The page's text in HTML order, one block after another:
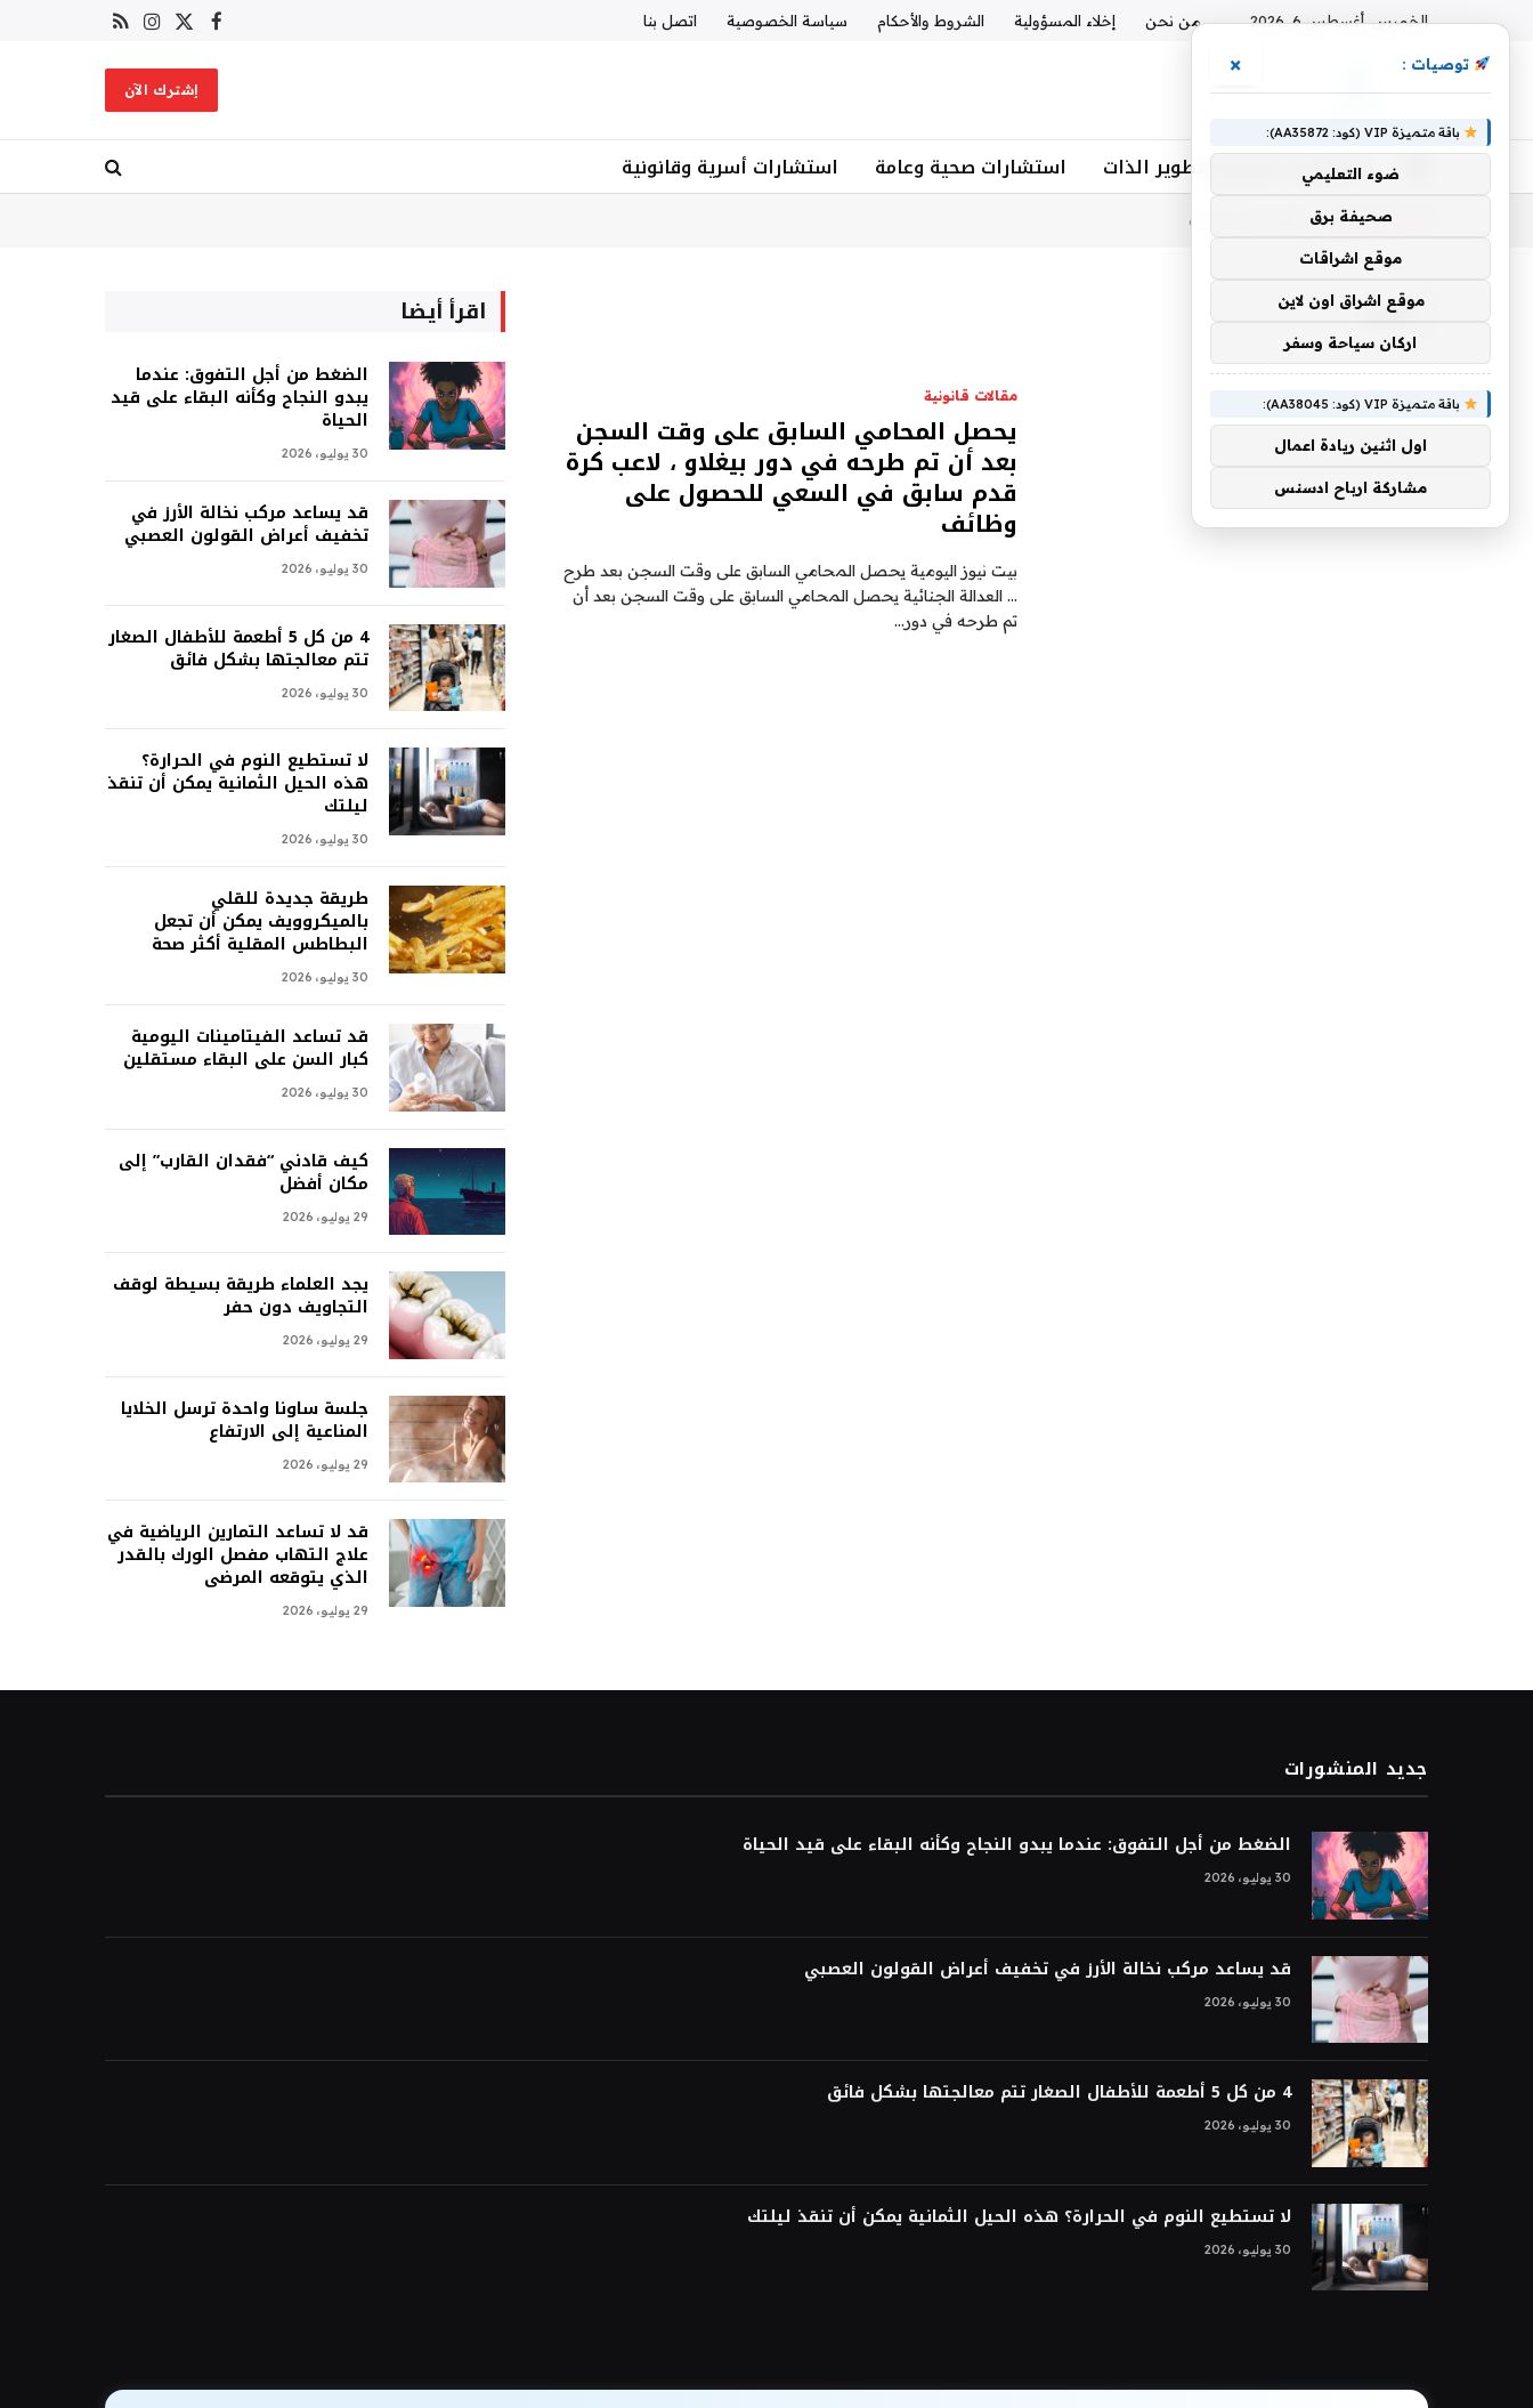
الخميس, أغسطس 6, 2026 من نحن إخلاء المسؤولية الشروط والأحكام سياسة الخصوصية اتصل بنا فيسبوك
X
الانستغرام
RSS
إشترك الآن
استشارات نفسية وتطوير الذات استشارات صحية وعامة استشارات أسرية وقانونية
أنت الآن تتصفح: لاعب
لاعب
مقالات قانونية
يحصل المحامي السابق على وقت السجن
بعد أن تم طرحه في دور بيغلاو ، لاعب كرة
قدم سابق في السعي للحصول على
وظائف
بيت نيوز اليومية يحصل المحامي السابق على وقت السجن بعد طرح
… العدالة الجنائية يحصل المحامي السابق على وقت السجن بعد أن
تم طرحه في دور…
اقرأ أيضا
الضغط من أجل التفوق: عندما
يبدو النجاح وكأنه البقاء على قيد
الحياة
30 يوليو، 2026
قد يساعد مركب نخالة الأرز في
تخفيف أعراض القولون العصبي
30 يوليو، 2026
4 من كل 5 أطعمة للأطفال الصغار
تتم معالجتها بشكل فائق
30 يوليو، 2026
لا تستطيع النوم في الحرارة؟
هذه الحيل الثمانية يمكن أن تنقذ
ليلتك
30 يوليو، 2026
طريقة جديدة للقلي
بالميكروويف يمكن أن تجعل
البطاطس المقلية أكثر صحة
30 يوليو، 2026
قد تساعد الفيتامينات اليومية
كبار السن على البقاء مستقلين
30 يوليو، 2026
كيف قادني “فقدان القارب” إلى
مكان أفضل
29 يوليو، 2026
يجد العلماء طريقة بسيطة لوقف
التجاويف دون حفر
29 يوليو، 2026
جلسة ساونا واحدة ترسل الخلايا
المناعية إلى الارتفاع
29 يوليو، 2026
قد لا تساعد التمارين الرياضية في
علاج التهاب مفصل الورك بالقدر
الذي يتوقعه المرضى
29 يوليو، 2026
جديد المنشورات
الضغط من أجل التفوق: عندما يبدو النجاح وكأنه البقاء على قيد الحياة
30 يوليو، 2026
قد يساعد مركب نخالة الأرز في تخفيف أعراض القولون العصبي
30 يوليو، 2026
4 من كل 5 أطعمة للأطفال الصغار تتم معالجتها بشكل فائق
30 يوليو، 2026
لا تستطيع النوم في الحرارة؟ هذه الحيل الثمانية يمكن أن تنقذ ليلتك
30 يوليو، 2026
توصيات : ×
باقة متميزة VIP (كود: AA35872):
ضوء التعليمي
صحيفة برق
موقع اشراقات
موقع اشراق اون لاين
اركان سياحة وسفر
باقة متميزة VIP (كود: AA38045):
اول اثنين ريادة اعمال
مشاركة ارباح ادسنس